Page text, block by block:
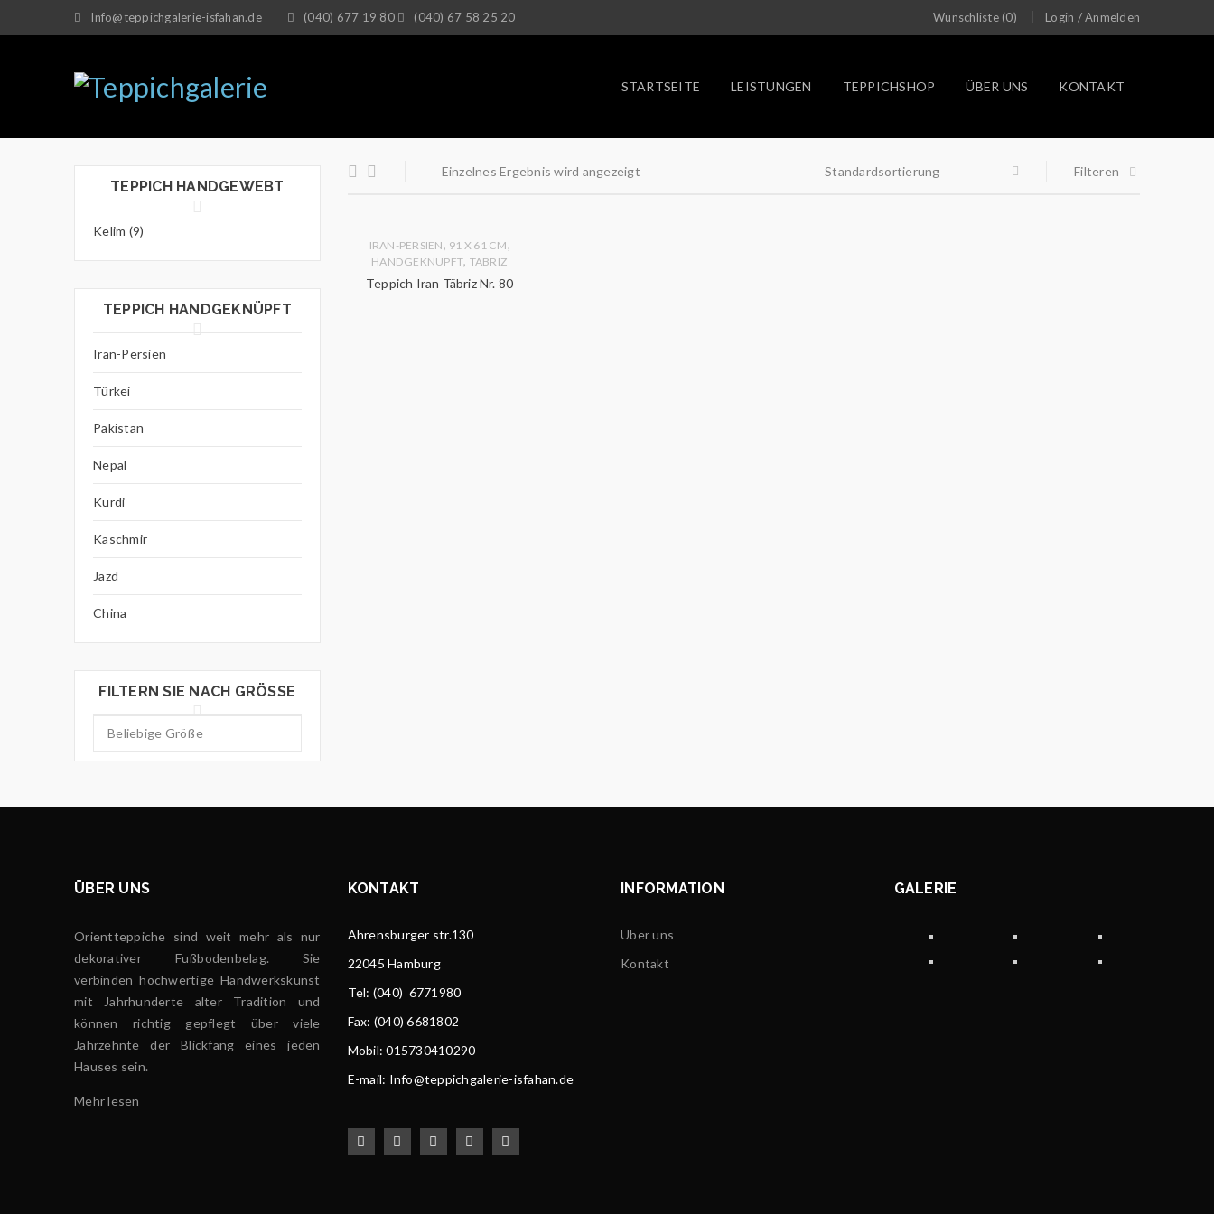
Info@teppichgalerie-isfahan.de (040) 677 19 80 (040) 67 58 25 20 Wunschliste (0) Login /Anmelden
STARTSEITE LEISTUNGEN TEPPICHSHOP ÜBER UNS KONTAKT
TEPPICH HANDGEWEBT
Kelim (9)
TEPPICH HANDGEKNÜPFT
Iran-Persien
Türkei
Pakistan
Nepal
Kurdi
Kaschmir
Jazd
China
FILTERN SIE NACH GRÖSSE
Einzelnes Ergebnis wird angezeigt Filteren
Standardsortierung
IRAN-PERSIEN, 91 X 61 CM,
HANDGEKNÜPFT, TÄBRIZ
Teppich Iran Täbriz Nr. 80
ÜBER UNS
Orientteppiche sind weit mehr als nur
dekorativer Fußbodenbelag. Sie
verbinden hochwertige Handwerkskunst
mit Jahrhunderte alter Tradition und
können richtig gepflegt über viele
Jahrzehnte der Blickfang eines jeden
Hauses sein.
Mehr lesen
KONTAKT
Ahrensburger str.130
22045 Hamburg
Tel: (040) 6771980
Fax: (040) 6681802
Mobil: 015730410290
E-mail: Info@teppichgalerie-isfahan.de
INFORMATION
Über uns
Kontakt
GALERIE